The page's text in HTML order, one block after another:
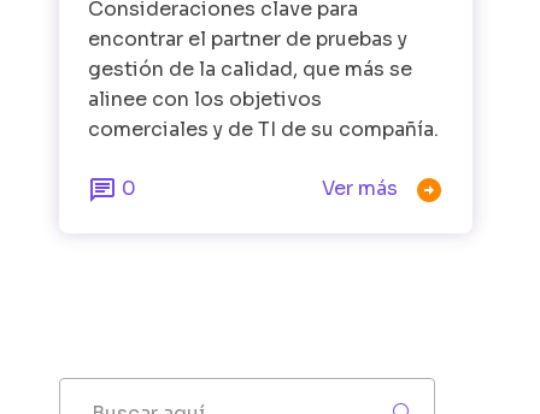
Consideraciones clave para
encontrar el partner de pruebas y
gestión de la calidad, que más se
alinee con los objetivos
comerciales y de TI de su compañía.
 0 Ver más 